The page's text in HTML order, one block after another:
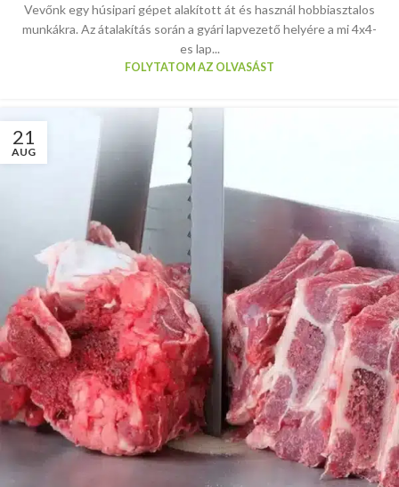
Vevőnk egy húsipari gépet alakított át és használ hobbiasztalos
munkákra. Az átalakítás során a gyári lapvezető helyére a mi 4x4-
es lap...
FOLYTATOM AZ OLVASÁST
21
AUG